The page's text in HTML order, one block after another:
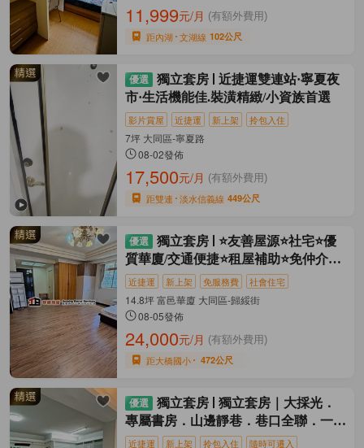
11,999元/月 (有額外費用)
距內湖 文湖線 102公尺
獨立套房
近捷運雙連站·寧夏夜
市·生活機能佳.裝潢精緻/小資族首選
影片賞屋 近捷運 新上架 拎包入住
7坪 大同區-寧夏路
08-02發佈
17,500元/月 (有額外費用)
距雙連 淡水信義線 449公尺
獨立套房
⭐友善屋源⭐社宅⭐優
質華廈/交通便捷⭐租屋補助⭐免仲介費
⭐近捷運 新上架 免服務費 社會住宅
14.8坪 富邑華廈 大同區-歸綏街
08-05發佈
24,000元/月 (有額外費用)
距大橋國小 472公尺
獨立套房
獨立套房｜大採光．
專屬書房．山邊靜巷．巷口全聯．一卡
皮箱入住
近捷運 新上架 拎包入住 隨時可遷入